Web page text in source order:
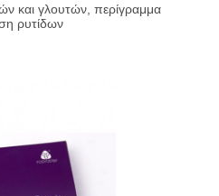
και γλουτών, περίγραμμα
ρυτίδων